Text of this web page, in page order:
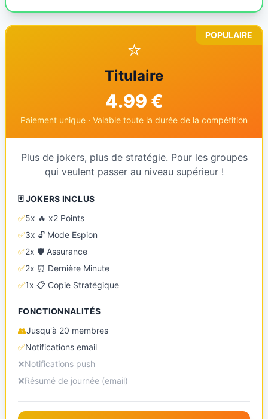
POPULAIRE
⭐
Titulaire
4.99 €
Paiement unique · Valable toute la durée de la compétition
Plus de jokers, plus de stratégie. Pour les groupes
qui veulent passer au niveau supérieur !
🃏 JOKERS INCLUS
✅5x 🔥 x2 Points
✅3x 🔓 Mode Espion
✅2x 🛡️ Assurance
✅2x ⏰ Dernière Minute
✅1x 📋 Copie Stratégique
FONCTIONNALITÉS
👥Jusqu'à 20 membres
✅Notifications email
❌Notifications push
❌Résumé de journée (email)